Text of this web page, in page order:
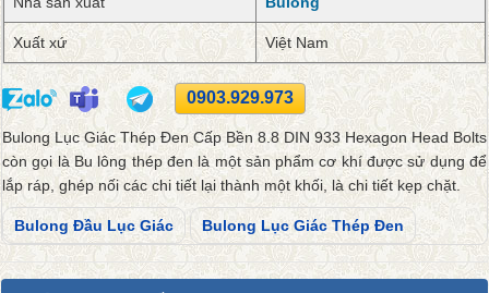
Xuất xứ Việt Nam
0903.929.973
Bulong Lục Giác Thép Đen Cấp Bền 8.8 DIN 933 Hexagon Head Bolts
còn gọi là Bu lông thép đen là một sản phẩm cơ khí được sử dụng để
lắp ráp, ghép nối các chi tiết lại thành một khối, là chi tiết kẹp chặt.
Bulong Đầu Lục Giác Bulong Lục Giác Thép Đen